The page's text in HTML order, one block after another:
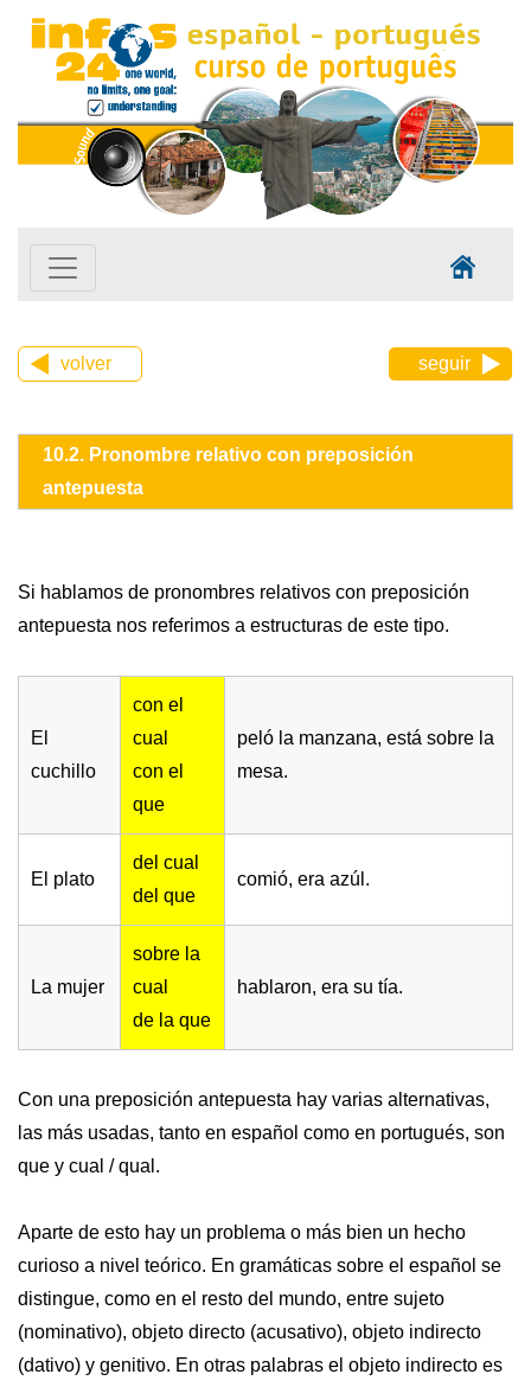
volver seguir
10.2. Pronombre relativo con preposición
antepuesta
Si hablamos de pronombres relativos con preposición
antepuesta nos referimos a estructuras de este tipo.
El
cuchillo
con el
cual
con el
que
peló la manzana, está sobre la
mesa.
El plato
del cual
del que
comió, era azúl.
La mujer
sobre la
cual
de la que
hablaron, era su tía.
Con una preposición antepuesta hay varias alternativas,
las más usadas, tanto en español como en portugués, son
que y cual / qual.
Aparte de esto hay un problema o más bien un hecho
curioso a nivel teórico. En gramáticas sobre el español se
distingue, como en el resto del mundo, entre sujeto
(nominativo), objeto directo (acusativo), objeto indirecto
(dativo) y genitivo. En otras palabras el objeto indirecto es